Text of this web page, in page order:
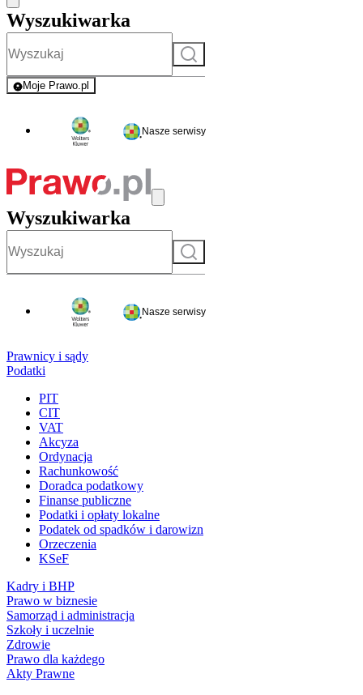
Wyszukiwarka
Szukaj
Moje Prawo.pl
- rejestracja i logowanie do serwisu
Nasze serwisy
Wyszukiwarka
Szukaj
Nasze serwisy
Prawnicy i sądy
Podatki
PIT
CIT
VAT
Akcyza
Ordynacja
Rachunkowość
Doradca podatkowy
Finanse publiczne
Podatki i opłaty lokalne
Podatek od spadków i darowizn
Orzeczenia
KSeF
Kadry i BHP
Prawo w biznesie
Samorząd i administracja
Szkoły i uczelnie
Zdrowie
Prawo dla każdego
Akty Prawne